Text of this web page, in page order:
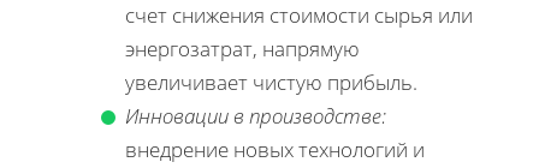
счет снижения стоимости сырья или
энергозатрат, напрямую
увеличивает чистую прибыль.
Инновации в производстве:
внедрение новых технологий и